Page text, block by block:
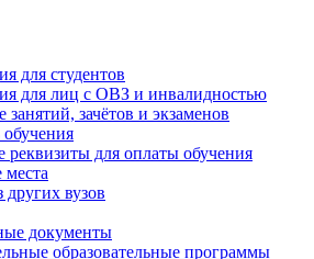
для студентов
для лиц с ОВЗ и инвалидностью
занятий, зачётов и экзаменов
реквизиты для оплаты обучения
других вузов
документы
образовательные программы